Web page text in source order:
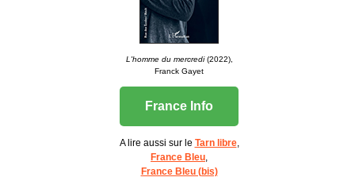
L'homme du mercredi(2022),
Franck Gayet
France Info
A lire aussi sur le Tarn libre,
France Bleu,
France Bleu (bis)